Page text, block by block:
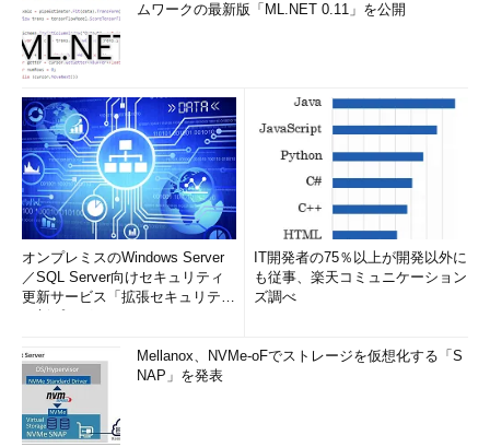
ムワークの最新版「ML.NET 0.11」を公開
オンプレミスのWindows Server
／SQL Server向けセキュリティ
更新サービス「拡張セキュリティ
IT開発者の75％以上が開発以外に
も従事、楽天コミュニケーション
ズ調べ
Mellanox、NVMe-oFでストレージを仮想化する「S
NAP」を発表